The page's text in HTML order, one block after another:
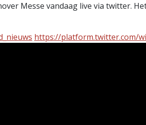
Messe vandaag live via twitter.
https://platform.twitter.com/